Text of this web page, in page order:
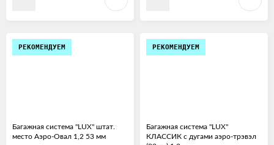
РЕКОМЕНДУЕМ
Багажная система "LUX" штат.
место Аэро-Овал 1,2 53 мм
РЕКОМЕНДУЕМ
Багажная система "LUX"
КЛАССИК с дугами аэро-трэвэл